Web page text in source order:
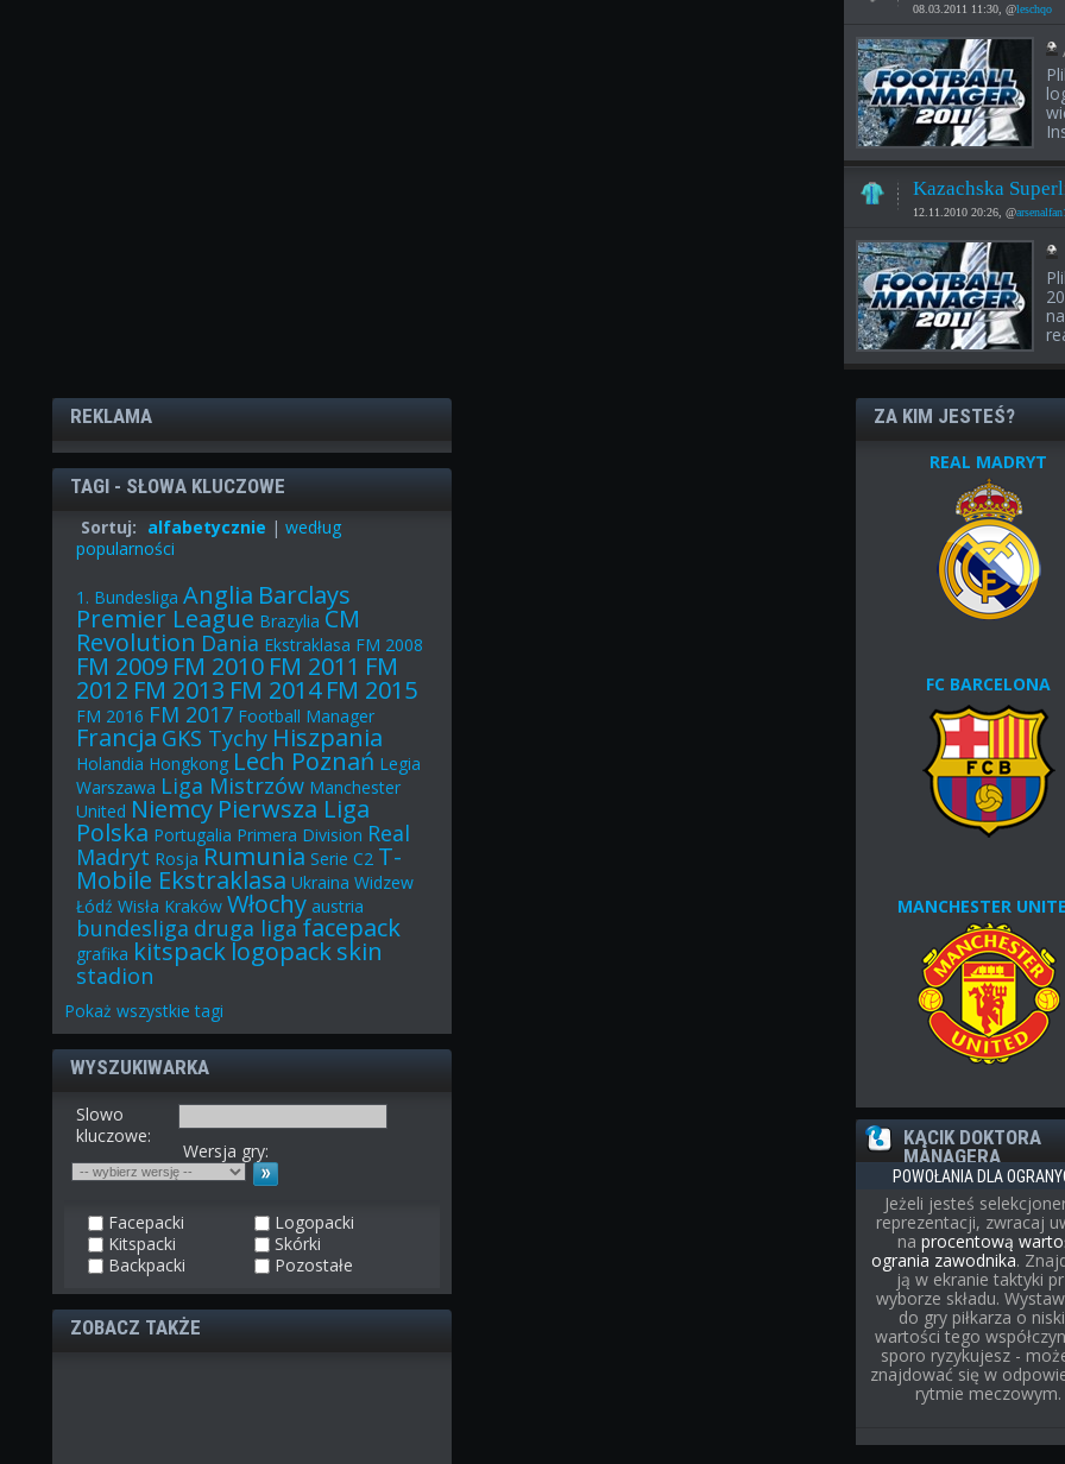
08.03.2011 11:30, @leschqo
Kazachska
12.11.2010 20:26, @
REKLAMA
TAGI - SŁOWA KLUCZOWE
Sortuj: alfabetycznie | według
popularności
1. Bundesliga Anglia Barclays
Premier League Brazylia CM
Revolution Dania Ekstraklasa FM 2008
FM 2009 FM 2010 FM 2011 FM
2012 FM 2013 FM 2014 FM 2015
FM 2016 FM 2017 Football Manager
Francja GKS Tychy Hiszpania
Holandia Hongkong Lech Poznań Legia
Warszawa Liga Mistrzów Manchester
United Niemcy Pierwsza Liga
Polska Portugalia Primera Division Real
Madryt Rosja Rumunia Serie C2 T-
Mobile Ekstraklasa Ukraina Widzew
Łódź Wisła Kraków Włochy austria
bundesliga druga liga facepack
grafika kitspacklogopack skin
stadion
Pokaż wszystkie tagi
WYSZUKIWARKA
Slowo
kluczowe:
Wersja gry:
Facepacki
Logopacki
Kitspacki
Skórki
Backpacki
Pozostałe
ZOBACZ TAKŻE
ZA KIM JESTEŚ?
REAL MADRYT
FC BARCELONA
MANCHESTER
KĄCIK DOKTORA
MANAGERA
POWOŁANIA DLA
Jeżeli jesteś
reprezentacji, zwracaj
na procentową
ogrania zawodnika.
ją w ekranie taktyki
wyborze składu.
do gry piłkarza o
wartości tego
sporo ryzykujesz -
znajdować się w
rytmie meczowym.